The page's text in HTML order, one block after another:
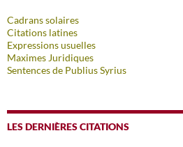
Cadrans solaires
Citations latines
Expressions usuelles
Maximes Juridiques
Sentences de Publius Syrius
LES DERNIÈRES CITATIONS